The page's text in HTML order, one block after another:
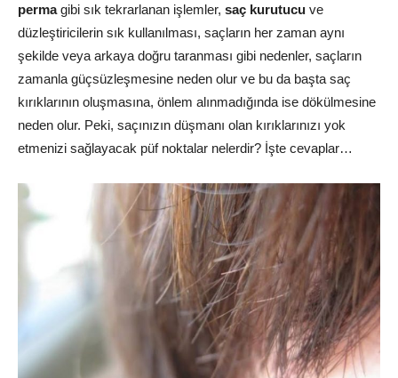
permagibi sık tekrarlanan işlemler, saç kurutucu ve
düzleştiricilerin sık kullanılması, saçların her zaman aynı
şekilde veya arkaya doğru taranması gibi nedenler, saçların
zamanla güçsüzleşmesine neden olur ve bu da başta saç
kırıklarının oluşmasına, önlem alınmadığında ise dökülmesine
neden olur. Peki, saçınızın düşmanı olan kırıklarınızı yok
etmenizi sağlayacak püf noktalar nelerdir? İşte cevaplar…